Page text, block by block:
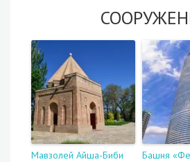
Мавзолей Айша-Биби
Башня